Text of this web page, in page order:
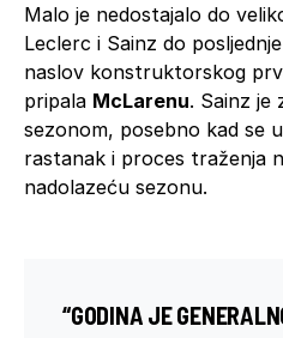
Malo je nedostajalo do
Leclerc i Sainz do
naslov konstruktorskog
pripala McLarenu. Sainz je
sezonom, posebno kad se
rastanak i proces traženja
nadolazeću sezonu.
“GODINA JE